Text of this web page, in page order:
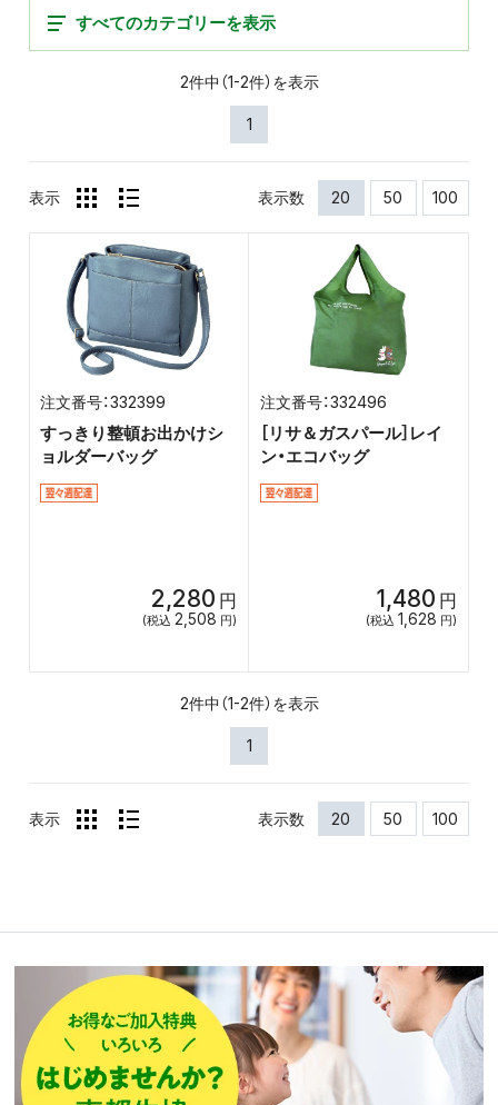
すべてのカテゴリーを表示
2件中（1-2件）を表示
1
表示 表示数 20 50 100
332399
すっきり整頓お出かけシ
ョルダーバッグ
2,280 円
(税込 2,508 円)
332496
［リサ＆ガスパール］レイ
ン・エコバッグ
1,480 円
(税込 1,628 円)
2件中（1-2件）を表示
1
表示 表示数 20 50 100